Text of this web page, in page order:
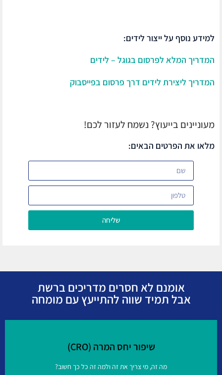
למידע נוסף על ייצור לידים:
המדריך המלא לפרסום בגוגל – לידים
המדריך ליצירת לידים דרך פרסום בפייסבוק
מעוניינים בייעוץ? נשמח לעזור לכם!
מלאו את הפרטים הבאים:
שליחה
אומנם לא חסרים מדריכים ברשת
אבל תמיד שווה להתייעץ עם מומחה
שיפור יחס המרה (CRO)
מה זה, מי צריך את זה ולמה זה כל כך חשוב?